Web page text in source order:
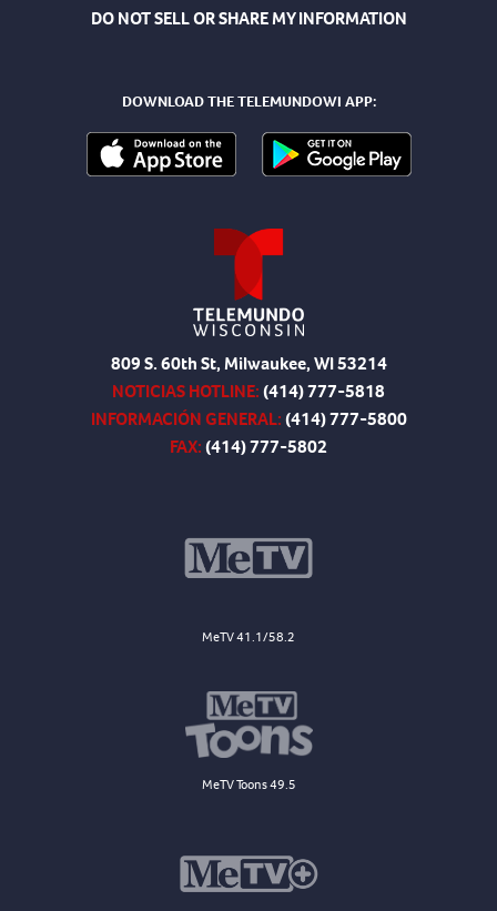
DO NOT SELL OR SHARE MY INFORMATION
DOWNLOAD THE TELEMUNDOWI APP:
809 S. 60th St, Milwaukee, WI 53214
NOTICIAS HOTLINE:(414) 777-5818
INFORMACIÓN GENERAL:(414) 777-5800
FAX:(414) 777-5802
MeTV 41.1/58.2
MeTV Toons 49.5